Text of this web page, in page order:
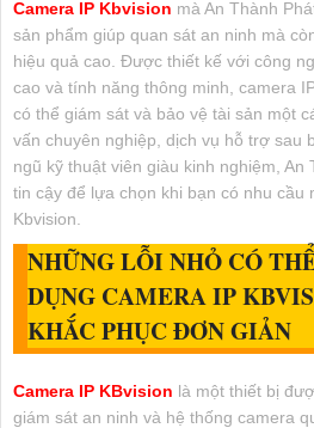
Camera IP Kbvision mà An Thành
sản phẩm giúp quan sát an ninh mà
hiệu quả cao. Được thiết kế với công
cao và tính năng thông minh, camera
có thể giám sát và bảo vệ tài sản một
vấn chuyên nghiệp, dịch vụ hỗ trợ sau
ngũ kỹ thuật viên giàu kinh nghiệm, An
tin cậy để lựa chọn khi bạn có nhu cầu
Kbvision.
NHỮNG LỖI NHỎ CÓ
DỤNG CAMERA IP
KHẮC PHỤC ĐƠN GIẢN
Camera IP KBvision là một thiết bị
giám sát an ninh và hệ thống camera